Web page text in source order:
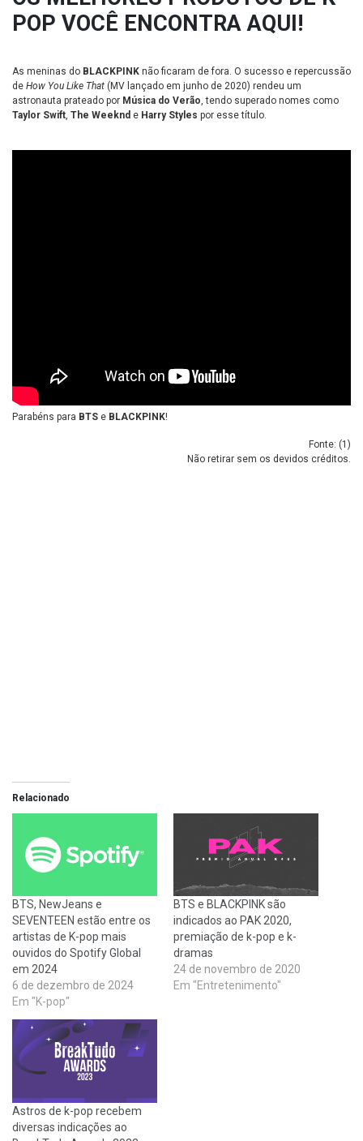
POP VOCÊ ENCONTRA AQUI!
As meninas do BLACKPINK não ficaram de fora. O sucesso e repercussão
de How You Like That (MV lançado em junho de 2020) rendeu um
astronauta prateado por Música do Verão, tendo superado nomes como
Taylor Swift, The Weeknd e Harry Styles por esse título.
Parabéns para BTS e BLACKPINK!
Fonte: (1 )
Não retirar sem os devidos créditos.
Relacionado
BTS, NewJeans e
SEVENTEEN estão entre os
artistas de K-pop mais
ouvidos do Spotify Global
em 2024
6 de dezembro de 2024
Em "K-pop"
BTS e BLACKPINK são
indicados ao PAK 2020,
premiação de k-pop e k-
dramas
24 de novembro de 2020
Em "Entretenimento"
Astros de k-pop recebem
diversas indicações ao